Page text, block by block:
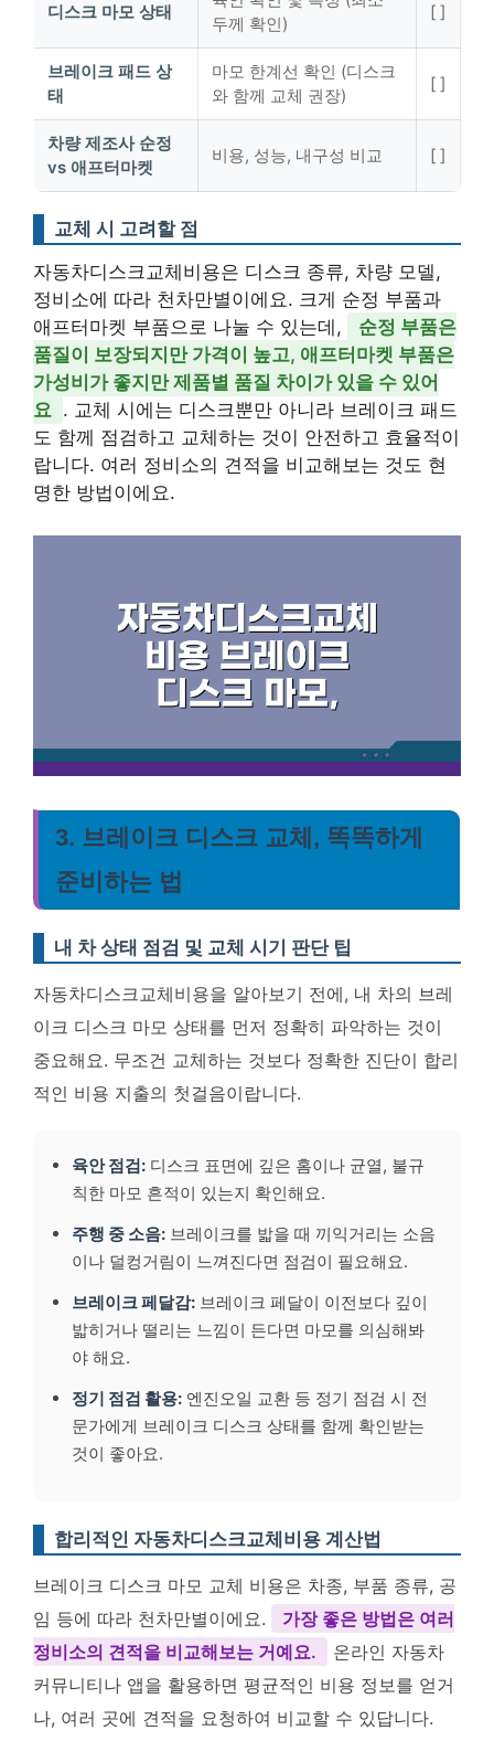
디스크 마모 상태
두께 확인)
[ ]
브레이크 패드 상
태
마모 한계선 확인 (디스크
와 함께 교체 권장)
[ ]
차량 제조사 순정
vs 애프터마켓
비용, 성능, 내구성 비교 [ ]
교체 시 고려할 점
자동차디스크교체비용은 디스크 종류, 차량 모델,
정비소에 따라 천차만별이에요. 크게 순정 부품과
애프터마켓 부품으로 나눌 수 있는데,
순정 부품은
품질이 보장되지만 가격이 높고, 애프터마켓 부품은
가성비가 좋지만 제품별 품질 차이가 있을 수 있어
요 . 교체 시에는 디스크뿐만 아니라 브레이크 패드
도 함께 점검하고 교체하는 것이 안전하고 효율적이
랍니다. 여러 정비소의 견적을 비교해보는 것도 현
명한 방법이에요.
3. 브레이크 디스크 교체, 똑똑하게
준비하는 법
내 차 상태 점검 및 교체 시기 판단 팁
자동차디스크교체비용을 알아보기 전에, 내 차의 브레
이크 디스크 마모 상태를 먼저 정확히 파악하는 것이
중요해요. 무조건 교체하는 것보다 정확한 진단이 합리
적인 비용 지출의 첫걸음이랍니다.
육안 점검: 디스크 표면에 깊은 홈이나 균열, 불규
칙한 마모 흔적이 있는지 확인해요.
주행 중 소음: 브레이크를 밟을 때 끼익거리는 소음
이나 덜컹거림이 느껴진다면 점검이 필요해요.
브레이크 페달감: 브레이크 페달이 이전보다 깊이
밟히거나 떨리는 느낌이 든다면 마모를 의심해봐
야 해요.
정기 점검 활용: 엔진오일 교환 등 정기 점검 시 전
문가에게 브레이크 디스크 상태를 함께 확인받는
것이 좋아요.
합리적인 자동차디스크교체비용 계산법
브레이크 디스크 마모 교체 비용은 차종, 부품 종류, 공
임 등에 따라 천차만별이에요.
가장 좋은 방법은 여러
정비소의 견적을 비교해보는 거예요.
온라인 자동차
커뮤니티나 앱을 활용하면 평균적인 비용 정보를 얻거
나, 여러 곳에 견적을 요청하여 비교할 수 있답니다.